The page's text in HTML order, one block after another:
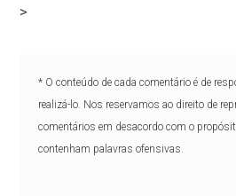
>
* O conteúdo de cada comentário é de
realizá-lo. Nos reservamos ao direito de
comentários em desacordo com o
contenham palavras ofensivas.